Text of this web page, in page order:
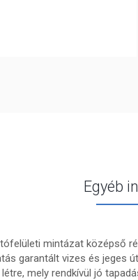
Egyéb
mintázat középső
garantált vizes és jeges
mely rendkívül jó